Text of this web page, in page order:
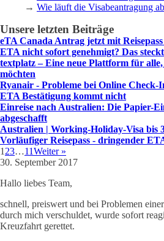
→ Wie läuft die Visabeantragung
Unsere letzten Beiträge
eTA Canada Antrag jetzt mit
ETA nicht sofort genehmigt? Das
textplatz – Eine neue Plattform für
möchten
Ryanair - Probleme bei Online
ETA Bestätigung kommt nicht
Einreise nach Australien: Die Papier-
abgeschafft
Australien | Working-Holiday-Visa bis
Vorläufiger Reisepass - dringender
1 23…11Weiter »
30. September 2017
Hallo liebes Team,
schnell, preiswert und bei Problemen
durch mich verschuldet, wurde sofort
Kreuzfahrt gerettet.